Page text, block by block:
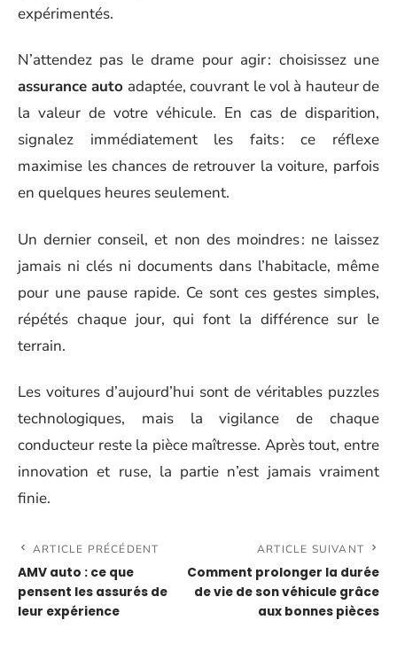
expérimentés.
N’attendez pas le drame pour agir : choisissez une
assurance auto adaptée, couvrant le vol à hauteur de
la valeur de votre véhicule. En cas de disparition,
signalez immédiatement les faits : ce réflexe
maximise les chances de retrouver la voiture, parfois
en quelques heures seulement.
Un dernier conseil, et non des moindres : ne laissez
jamais ni clés ni documents dans l’habitacle, même
pour une pause rapide. Ce sont ces gestes simples,
répétés chaque jour, qui font la différence sur le
terrain.
Les voitures d’aujourd’hui sont de véritables puzzles
technologiques, mais la vigilance de chaque
conducteur reste la pièce maîtresse. Après tout, entre
innovation et ruse, la partie n’est jamais vraiment
finie.
ARTICLE PRÉCÉDENT
AMV auto : ce que
pensent les assurés de
leur expérience
ARTICLE SUIVANT
Comment prolonger la durée
de vie de son véhicule grâce
aux bonnes pièces